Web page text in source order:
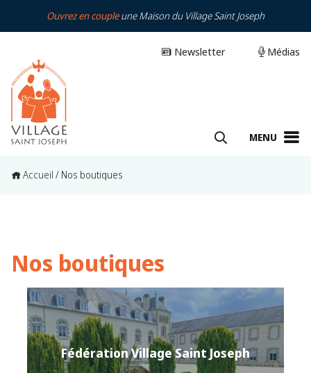
Ouvrez en coupleune Maison du Village Saint Joseph
Newsletter Médias
MENU
Accueil / Nos boutiques
Nos boutiques
Fédération Village Saint Joseph